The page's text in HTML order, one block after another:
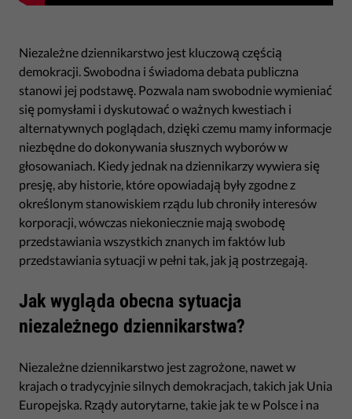
Niezależne dziennikarstwo jest kluczową częścią
demokracji. Swobodna i świadoma debata publiczna
stanowi jej podstawę. Pozwala nam swobodnie wymieniać
się pomysłami i dyskutować o ważnych kwestiach i
alternatywnych poglądach, dzięki czemu mamy informacje
niezbędne do dokonywania słusznych wyborów w
głosowaniach. Kiedy jednak na dziennikarzy wywiera się
presję, aby historie, które opowiadają były zgodne z
określonym stanowiskiem rządu lub chroniły interesów
korporacji, wówczas niekoniecznie mają swobodę
przedstawiania wszystkich znanych im faktów lub
przedstawiania sytuacji w pełni tak, jak ją postrzegają.
Jak wygląda obecna sytuacja
niezależnego dziennikarstwa?
Niezależne dziennikarstwo jest zagrożone, nawet w
krajach o tradycyjnie silnych demokracjach, takich jak Unia
Europejska. Rządy autorytarne, takie jak te w Polsce i na